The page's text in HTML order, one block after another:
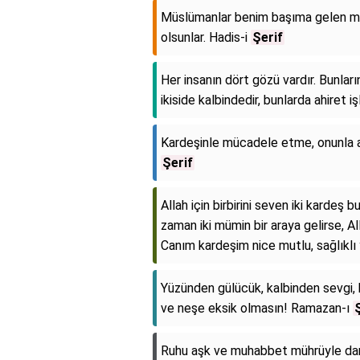
Müslümanlar benim başıma gelen
olsunlar. Hadis-i Şerif
Her insanın dört gözü vardır.
ikiside kalbindedir, bunlarda ahiret
Kardeşinle mücadele etme,
Şerif
Allah için birbirini seven iki kardeş
zaman iki mümin bir araya gelirse,
Canım kardeşim nice mutlu, sağlıklı
Yüzünden gülücük, kalbinden
ve neşe eksik olmasın! Ramazan-ı
Ruhu aşk ve muhabbet mührüyle